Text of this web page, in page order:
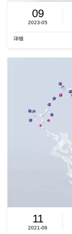
09
2023-05
详细
11
2021-06